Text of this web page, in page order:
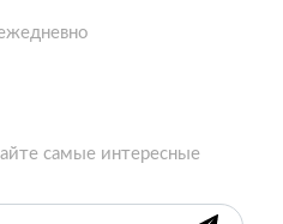
самые интересные